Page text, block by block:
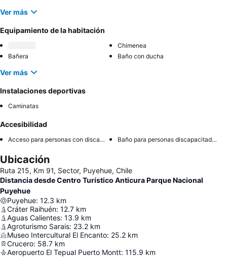
Ver más
Equipamiento de la habitación
Chimenea
Bañera
Baño con ducha
Ver más
Instalaciones deportivas
Caminatas
Accesibilidad
Acceso para personas con discapacidad Baño para personas discapacitadas
Ubicación
Ruta 215, Km 91, Sector, Puyehue, Chile
Distancia desde Centro Turístico Anticura Parque Nacional
Puyehue
Puyehue: 12.3 km
Cráter Raihuén: 12.7 km
Aguas Calientes: 13.9 km
Agroturismo Sarais: 23.2 km
Museo Intercultural El Encanto: 25.2 km
Crucero: 58.7 km
Aeropuerto El Tepual Puerto Montt: 115.9 km